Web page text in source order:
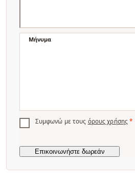
Μήνυμα
Συμφωνώ με τους όρους χρήσης *